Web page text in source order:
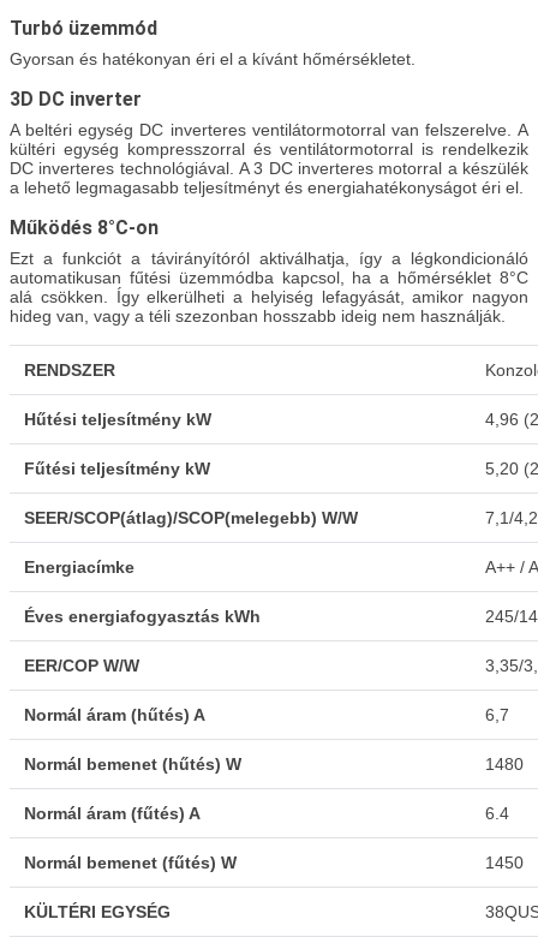
Turbó üzemmód
Gyorsan és hatékonyan éri el a kívánt hőmérsékletet.
3D DC inverter
A beltéri egység DC inverteres ventilátormotorral van felszerelve. A
kültéri egység kompresszorral és ventilátormotorral is rendelkezik
DC inverteres technológiával. A 3 DC inverteres motorral a készülék
a lehető legmagasabb teljesítményt és energiahatékonyságot éri el.
Működés 8°C-on
Ezt a funkciót a távirányítóról aktiválhatja, így a légkondicionáló
automatikusan fűtési üzemmódba kapcsol, ha a hőmérséklet 8°C
alá csökken. Így elkerülheti a helyiség lefagyását, amikor nagyon
hideg van, vagy a téli szezonban hosszabb ideig nem használják.
RENDSZER
Hűtési teljesítmény kW 4,96
Fűtési teljesítmény kW 5,20
SEER/SCOP(átlag)/SCOP(melegebb) W/W 7,1/
Energiacímke A++ /
Éves energiafogyasztás kWh 245/
EER/COP W/W 3,35/
Normál áram (hűtés) A 6,7
Normál bemenet (hűtés) W 1480
Normál áram (fűtés) A 6.4
Normál bemenet (fűtés) W 1450
KÜLTÉRI EGYSÉG